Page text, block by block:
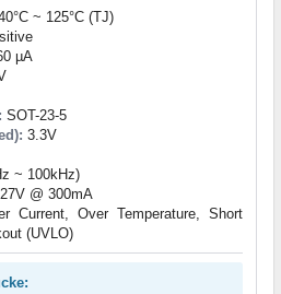
~ 125°C (TJ)
µA
SOT-23-5
3.3V
~ 100kHz)
@ 300mA
Current, Over Temperature, Short
(UVLO)